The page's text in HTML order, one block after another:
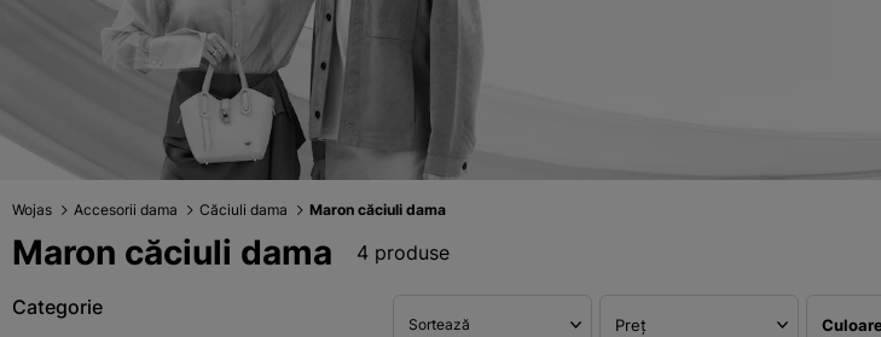
Wojas Accesorii dama Căciuli dama Maron căciuli dama
Maron căciuli dama 4 produse
Categorie
Sortează Preț